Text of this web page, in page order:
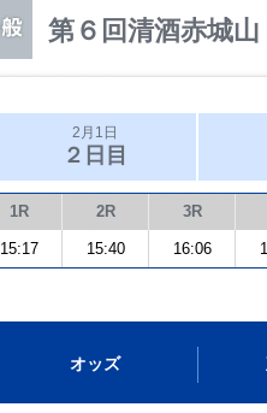
第６回清酒赤城
2月1日
２日目
1R 2R 3R
15:17 15:40 16:06
オッズ